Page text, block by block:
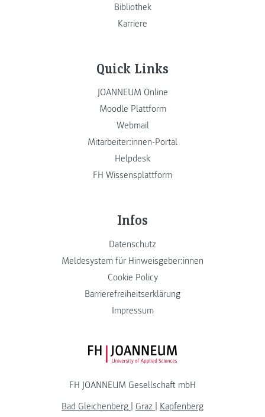
Bibliothek
Karriere
Quick Links
JOANNEUM Online
Moodle Plattform
Webmail
Mitarbeiter:innen-Portal
Helpdesk
FH Wissensplattform
Infos
Datenschutz
Meldesystem für Hinweisgeber:innen
Cookie Policy
Barrierefreiheitserklärung
Impressum
FH JOANNEUM Logo
FH JOANNEUM Gesellschaft mbH
Bad Gleichenberg | Graz | Kapfenberg